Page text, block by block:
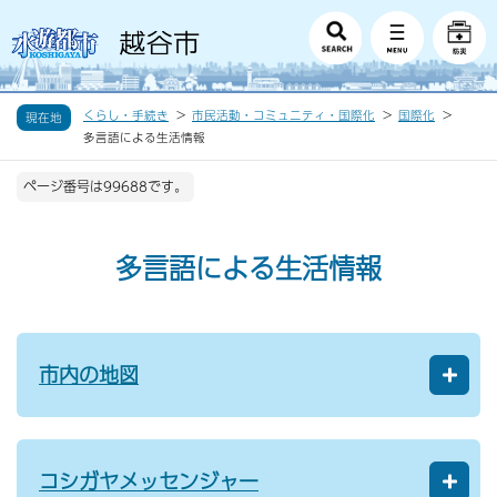
現在地 くらし・手続き 市民活動・コミュニティ・国際化
国際化
多言語による生活情報
ページ番号は99688です。
多言語による生活情報
市内の地図
コシガヤメッセンジャー